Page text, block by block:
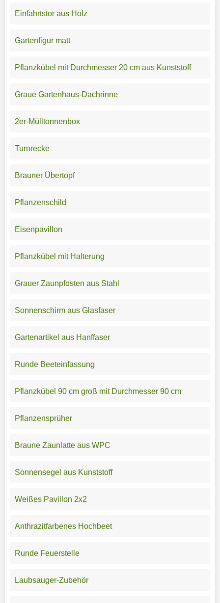
Einfahrtstor aus Holz
Gartenfigur matt
Pflanzkübel mit Durchmesser 20 cm aus Kunststoff
Graue Gartenhaus-Dachrinne
2er-Mülltonnenbox
Turnrecke
Brauner Übertopf
Pflanzenschild
Eisenpavillon
Pflanzkübel mit Halterung
Grauer Zaunpfosten aus Stahl
Sonnenschirm aus Glasfaser
Gartenartikel aus Hanffaser
Runde Beeteinfassung
Pflanzkübel 90 cm groß mit Durchmesser 90 cm
Pflanzensprüher
Braune Zaunlatte aus WPC
Sonnensegel aus Kunststoff
Weißes Pavillon 2x2
Anthrazitfarbenes Hochbeet
Runde Feuerstelle
Laubsauger-Zubehör